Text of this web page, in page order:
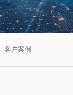
客户案例